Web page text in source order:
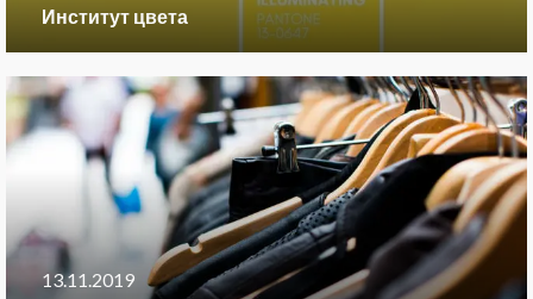
Институт цвета
13.11.2019